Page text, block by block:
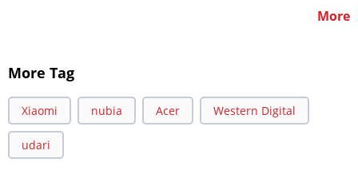
More
More Tag
Xiaomi nubia Acer Western Digital
udari